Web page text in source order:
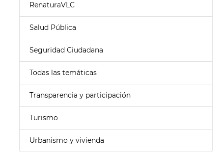
RenaturaVLC
Salud Pública
Seguridad Ciudadana
Todas las temáticas
Transparencia y participación
Turismo
Urbanismo y vivienda